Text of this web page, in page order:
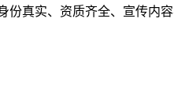
真实、资质齐全、宣传内